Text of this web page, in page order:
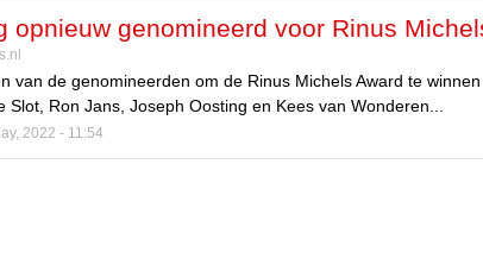
opnieuw genomineerd voor Rinus
van de genomineerden om de Rinus Michels Award te
Slot, Ron Jans, Joseph Oosting en Kees van Wonderen...
2022 - 11:54